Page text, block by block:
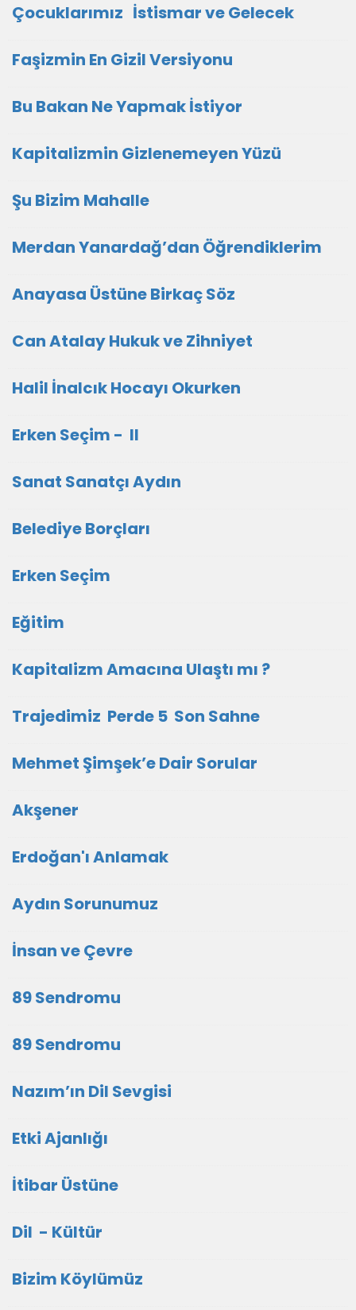
Çocuklarımız İstismar ve Gelecek
Faşizmin En Gizil Versiyonu
Bu Bakan Ne Yapmak İstiyor
Kapitalizmin Gizlenemeyen Yüzü
Şu Bizim Mahalle
Merdan Yanardağ’dan Öğrendiklerim
Anayasa Üstüne Birkaç Söz
Can Atalay Hukuk ve Zihniyet
Halil İnalcık Hocayı Okurken
Erken Seçim - II
Sanat Sanatçı Aydın
Belediye Borçları
Erken Seçim
Eğitim
Kapitalizm Amacına Ulaştı mı ?
Trajedimiz Perde 5 Son Sahne
Mehmet Şimşek’e Dair Sorular
Akşener
Erdoğan'ı Anlamak
Aydın Sorunumuz
İnsan ve Çevre
89 Sendromu
89 Sendromu
Nazım’ın Dil Sevgisi
Etki Ajanlığı
İtibar Üstüne
Dil - Kültür
Bizim Köylümüz